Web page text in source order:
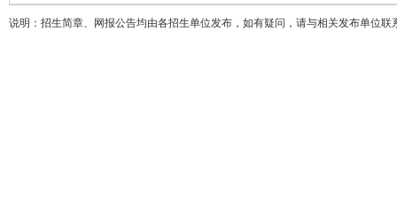
说明：招生简章、网报公告均由各招生单位发布，如有疑问，请与相关发布单位